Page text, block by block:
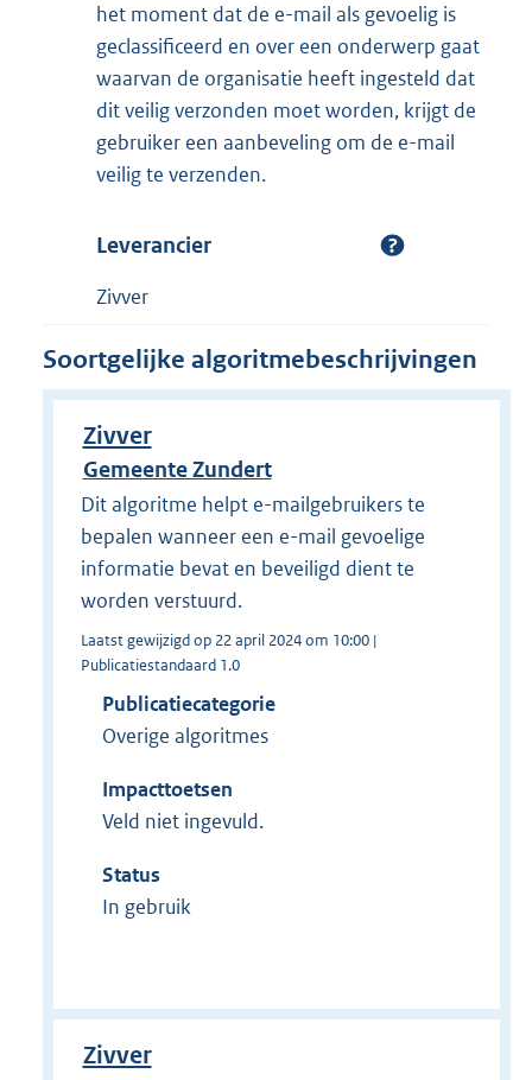
het moment dat de e-mail als gevoelig is
geclassificeerd en over een onderwerp gaat
waarvan de organisatie heeft ingesteld dat
dit veilig verzonden moet worden, krijgt de
gebruiker een aanbeveling om de e-mail
veilig te verzenden.
Leverancier
Zivver
Soortgelijke algoritmebeschrijvingen
Zivver
Gemeente Zundert
Dit algoritme helpt e-mailgebruikers te
bepalen wanneer een e-mail gevoelige
informatie bevat en beveiligd dient te
worden verstuurd.
Laatst gewijzigd op 22 april 2024 om 10:00 |
Publicatiestandaard 1.0
Publicatiecategorie
Overige algoritmes
Impacttoetsen
Veld niet ingevuld.
Status
In gebruik
Zivver